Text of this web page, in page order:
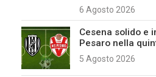
6 Agosto 2026
Cesena solido e
Pesaro nella
5 Agosto 2026